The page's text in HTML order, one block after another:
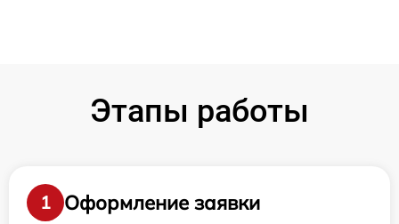
Этапы работы
1
Оформление заявки